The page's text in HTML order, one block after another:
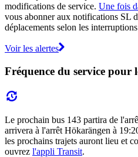
modifications de service. Une fois
vous abonner aux notifications SL
déplacements selon les
Voir les alertes
Fréquence du service pour
Le prochain bus 143 partira de
arrivera à l'arrêt Hökarängen à
les prochains trajets auront lieu et
ouvrez l'appli Transit.